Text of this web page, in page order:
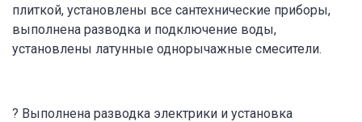
плиткой, установлены все сантехнические приборы,
выполнена разводка и подключение воды,
установлены латунные однорычажные смесители.
? Выполнена разводка электрики и установка